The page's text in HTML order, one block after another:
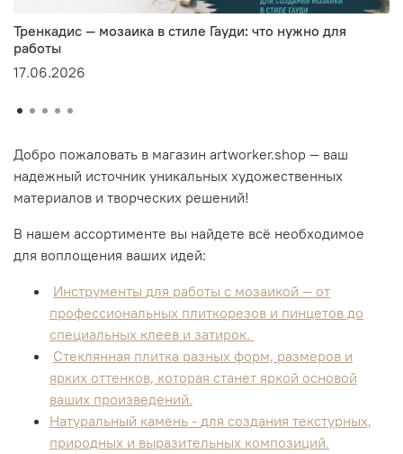
Тренкадис — мозаика в стиле Гауди: что нужно для
работы
17.06.2026
Добро пожаловать в магазин artworker.shop — ваш
надежный источник уникальных художественных
материалов и творческих решений!
В нашем ассортименте вы найдете всё необходимое
для воплощения ваших идей:
Инструменты для работы с мозаикой — от
профессиональных плиткорезов и пинцетов до
специальных клеев и затирок.
Стеклянная плитка разных форм, размеров и
ярких оттенков, которая станет яркой основой
ваших произведений.
Натуральный камень - для создания текстурных,
природных и выразительных композиций.